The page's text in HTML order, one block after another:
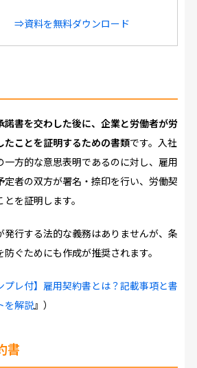
⇒資料を無料ダウンロード
諾書を交わした後に、企業と労働者が労
たことを証明するための書類です。入社
一方的な意思表明であるのに対し、雇用
定者の双方が署名・捺印を行い、労働契
を証明します。
発行する法的な義務はありませんが、条
ぐためにも作成が推奨されます。
プレ付】雇用契約書とは？記載事項と書
を解説』）
書